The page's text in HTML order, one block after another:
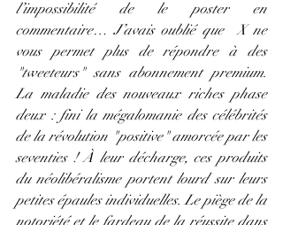
l’impossibilité de le poster en
commentaire… J’avais oublié que  X ne
vous permet plus de répondre à des
"tweeteurs" sans abonnement premium.
La maladie des nouveaux riches phase
deux : fini la mégalomanie des célébrités
de la révolution "positive" amorcée par les
seventies ! À leur décharge, ces produits
du néolibéralisme portent lourd sur leurs
petites épaules individuelles. Le piège de la